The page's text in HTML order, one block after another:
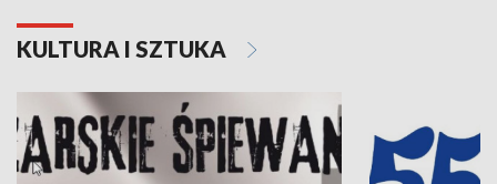
KULTURA I SZTUKA